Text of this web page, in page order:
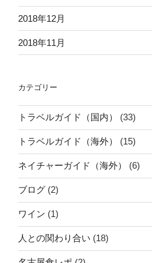
2018年12月
2018年11月
カテゴリー
トラベルガイド（国内） (33)
トラベルガイド（海外） (15)
ネイチャーガイド（海外） (6)
ブログ (2)
ワイン (1)
人との関わり合い (18)